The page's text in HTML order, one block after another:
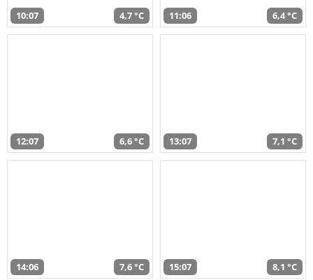
10:07 4,7 °C 11:06 6,4 °C
12:07 6,6 °C 13:07 7,1 °C
14:06 7,6 °C 15:07 8,1 °C